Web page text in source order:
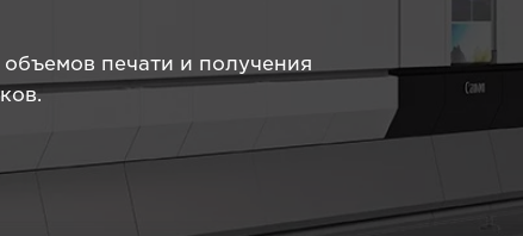
печати и получения